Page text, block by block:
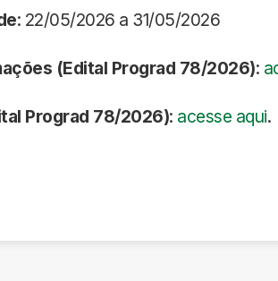
: 22/05/2026 a 31/05/2026
(Edital Prograd 78/2026):
Prograd 78/2026): acesse aqui.